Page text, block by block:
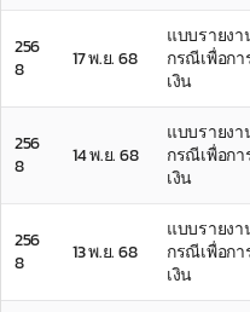
256
8
17 พ.ย. 68
แบบรายง
กรณีเพื่อกา
เงิน
256
8
14 พ.ย. 68
แบบรายง
กรณีเพื่อกา
เงิน
256
8
13 พ.ย. 68
แบบรายง
กรณีเพื่อกา
เงิน